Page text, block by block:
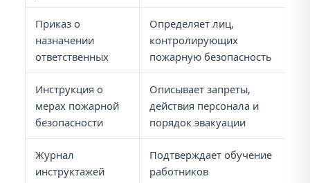
Приказ о
назначении
ответственных
Определяет лиц,
контролирующих
пожарную безопасность
Инструкция о
мерах пожарной
безопасности
Описывает запреты,
действия персонала и
порядок эвакуации
Журнал
инструктажей
Подтверждает обучение
работников